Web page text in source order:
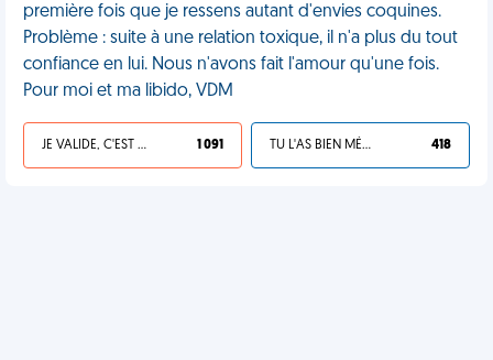
première fois que je ressens autant d'envies coquines.
Problème : suite à une relation toxique, il n'a plus du tout
confiance en lui. Nous n'avons fait l'amour qu'une fois.
Pour moi et ma libido, VDM
JE VALIDE, C'EST UNE VDM 1 091 TU L'AS BIEN MÉRITÉ 418